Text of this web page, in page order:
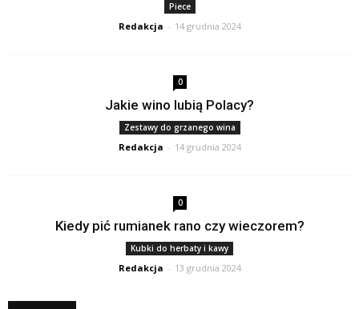
Piece
Redakcja - 14 grudnia 2024
0
Jakie wino lubią Polacy?
Zestawy do grzanego wina
Redakcja - 14 grudnia 2024
0
Kiedy pić rumianek rano czy wieczorem?
Kubki do herbaty i kawy
Redakcja - 13 grudnia 2024